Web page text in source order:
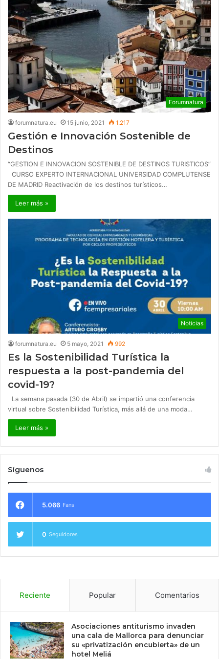
Forumnatura
forumnatura.eu 15 junio, 2021 1.217
Gestión e Innovación Sostenible de
Destinos
“GESTION E INNOVACION SOSTENIBLE DE DESTINOS TURISTICOS”
CURSO EXPERTO INTERNACIONAL UNIVERSIDAD COMPLUTENSE
DE MADRID Reactivación de los destinos turísticos…
Leer más »
Noticias
forumnatura.eu 5 mayo, 2021 992
Es la Sostenibilidad Turística la
respuesta a la post-pandemia del
covid-19?
La semana pasada (30 de Abril) se impartió una conferencia
virtual sobre Sostenibilidad Turística, más allá de una moda…
Leer más »
Síguenos
5.066 Fans
0 Seguidores
Reciente Popular Comentarios
Asociaciones antiturismo invaden
una cala de Mallorca para denunciar
su «privatización encubierta» de un
hotel Meliá